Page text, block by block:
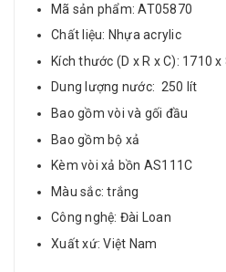
Mã sản phẩm: AT05870
Chất liệu: Nhựa acrylic
Kích thước (D x R x C): 1710
Dung lượng nước: 250 lít
Bao gồm vòi và gối đầu
Bao gồm bộ xả
Kèm vòi xả bồn AS111C
Màu sắc: trắng
Công nghệ: Đài Loan
Xuất xứ: Việt Nam